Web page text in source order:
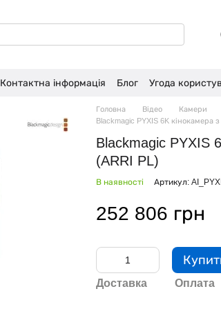
Контактна інформація Блог Угода
Головна Відео Камери
Blackmagic PYXIS 6K кінокамера
Blackmagic PYXIS
(ARRI PL)
В наявності Артикул:
252 806 грн
Доставка Оплата